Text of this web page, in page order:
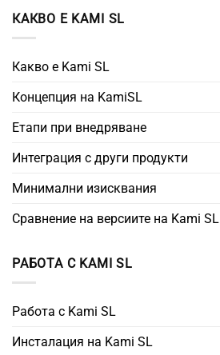
КАКВО Е KAMI SL
Какво е Kami SL
Концепция на KamiSL
Етапи при внедряване
Интеграция с други продукти
Минимални изисквания
Сравнение на версиите на Kami SL
РАБОТА С KAMI SL
Работа с Kami SL
Инсталация на Kami SL